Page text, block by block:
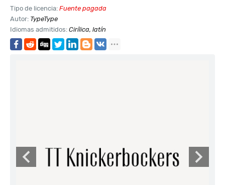
Tipo de licencia: Fuente pagada
Autor: TypeType
Idiomas admitidos: Cirílica, latín